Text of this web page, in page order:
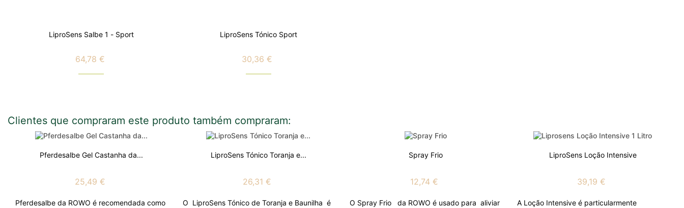
LiproSens Salbe 1 - Sport
Preço
64,78 €
LiproSens Tónico Sport
Preço
30,36 €
Clientes que compraram este produto também compraram:
Pferdesalbe Gel Castanha da...
25,49 €
Pferdesalbe da ROWO é recomendada como
LiproSens Tónico Toranja e...
26,31 €
O LiproSens Tónico de Toranja e Baunilha é
Spray Frio
12,74 €
O Spray Frio da ROWO é usado para aliviar
LiproSens Loção Intensive
39,19 €
A Loção Intensive é particularmente